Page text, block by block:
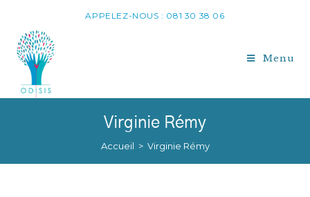
APPELEZ-NOUS : 081 30 38 06
Menu
Virginie Rémy
Accueil > Virginie Rémy